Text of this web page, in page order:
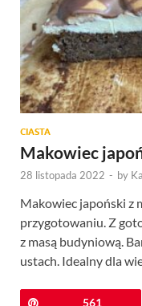
CIASTA
Makowiec
28 listopada 2022 - by
Makowiec japoński z
przygotowaniu. Z
z masą budyniową.
ustach. Idealny dla
Przypnij561